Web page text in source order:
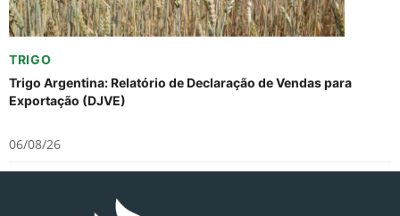
TRIGO
Trigo Argentina: Relatório de Declaração de Vendas para
Exportação (DJVE)
06/08/26